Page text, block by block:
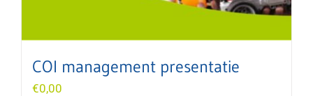
COI management presentatie
€0,00